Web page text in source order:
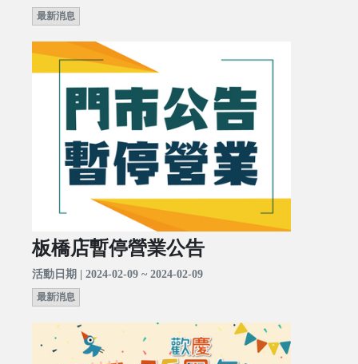
最新消息
板橋店暫停營業公告
活動日期 | 2024-02-09 ~ 2024-02-09
最新消息